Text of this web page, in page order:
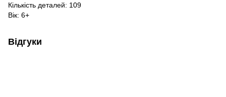
Кількість деталей: 109
Вік: 6+
Відгуки